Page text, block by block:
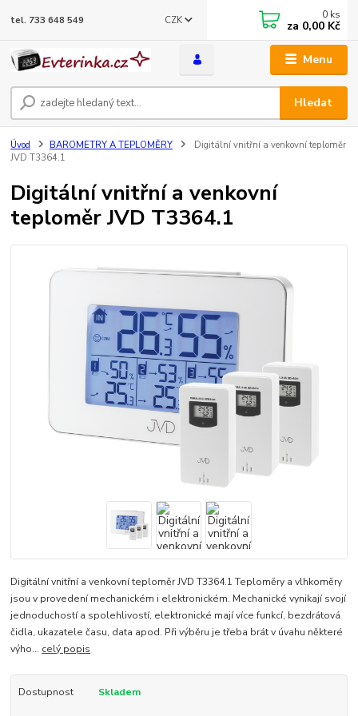
Menu
CZK
Hledat
tel. 733 648 549 0 ks
za 0,00 Kč
Úvod BAROMETRY A TEPLOMĚRY
Digitální vnitřní a venkovní teploměr
JVD T3364.1
Digitální vnitřní a venkovní
teploměr JVD T3364.1
Digitální vnitřní a venkovní teploměr JVD T3364.1 Teploměry a vlhkoměry
jsou v provedení mechanickém i elektronickém. Mechanické vynikají svojí
jednoduchostí a spolehlivostí, elektronické mají více funkcí, bezdrátová
čidla, ukazatele času, data apod. Při výběru je třeba brát v úvahu některé
výho... celý popis
Dostupnost Skladem